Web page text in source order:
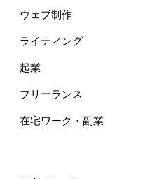
ウェブ制作
ライティング
起業
フリーランス
在宅ワーク・副業